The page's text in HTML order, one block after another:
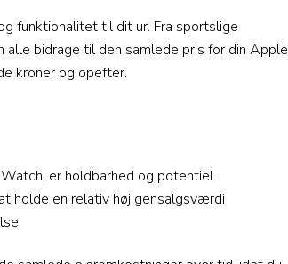
funktionalitet til dit ur. Fra sportslige
bidrage til den samlede pris for din Apple
kroner og opefter.
er holdbarhed og potentiel
holde en relativ høj gensalgsværdi